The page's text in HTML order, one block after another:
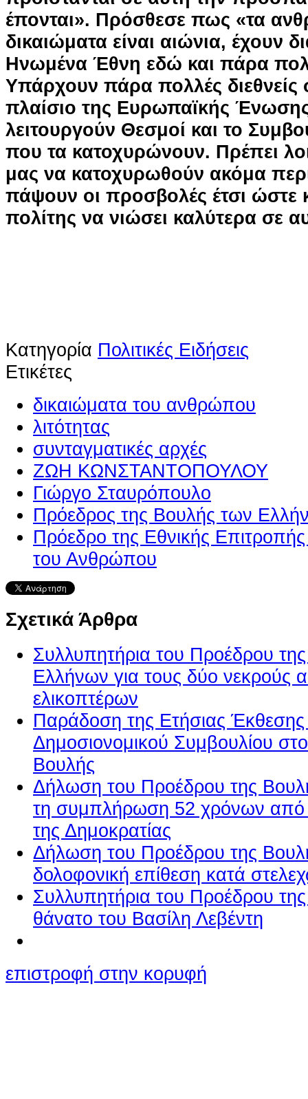
έπονται». Πρόσθεσε πως «τα
δικαιώματα είναι αιώνια, έχουν
Ηνωμένα Έθνη εδώ και πάρα
Υπάρχουν πάρα πολλές διεθνείς
πλαίσιο της Ευρωπαϊκής
λειτουργούν Θεσμοί και το
που τα κατοχυρώνουν. Πρέπει
μας να κατοχυρωθούν ακόμα
πάψουν οι προσβολές έτσι ώστε
πολίτης να νιώσει καλύτερα σε
Κατηγορία Πολιτικές Ειδήσεις
Ετικέτες
δικαιώματα του ανθρώπου
λιτότητας
συνταγματικές αρχές
ΖΩΗ ΚΩΝΣΤΑΝΤΟΠΟΥΛΟΥ
Γιώργο Σταυρόπουλο
Πρόεδρος της Βουλής των
Πρόεδρο της Εθνικής
του Ανθρώπου
Σχετικά Άρθρα
Συλλυπητήρια του Προέδρου
Ελλήνων για τους δύο νεκρούς
ελικοπτέρων
Παράδοση της Ετήσιας Έκθεσης
Δημοσιονομικού Συμβουλίου
Βουλής
Δήλωση του Προέδρου της
τη συμπλήρωση 52 χρόνων από
της Δημοκρατίας
Δήλωση του Προέδρου της
δολοφονική επίθεση κατά
Συλλυπητήρια του Προέδρου
θάνατο του Βασίλη Λεβέντη
επιστροφή στην κορυφή